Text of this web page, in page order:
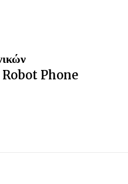
Robot Phone